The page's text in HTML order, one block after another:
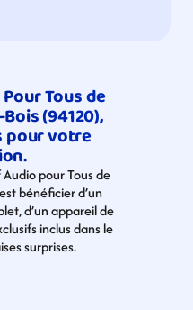
Tous de
(94120),
pour votre
pour Tous de
bénéficier d’un
d’un appareil de
inclus dans le
surprises.